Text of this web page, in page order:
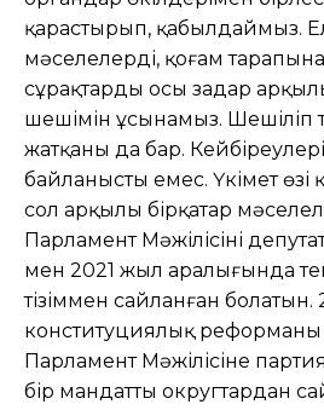
қарастырып, қабылдаймыз.
мəселелерді, қоғам
сұрақтарды осы заңдар
шешімін ұсынамыз. Шешіліп
жатқаны да бар.
байланысты емес. Үкімет
сол арқылы бірқатар
Парламент Мəжілісінің
мен 2021 жыл аралығында
тізіммен сайланған
конституциялық
Парламент Мəжілісіне
бір мандатты округтардан